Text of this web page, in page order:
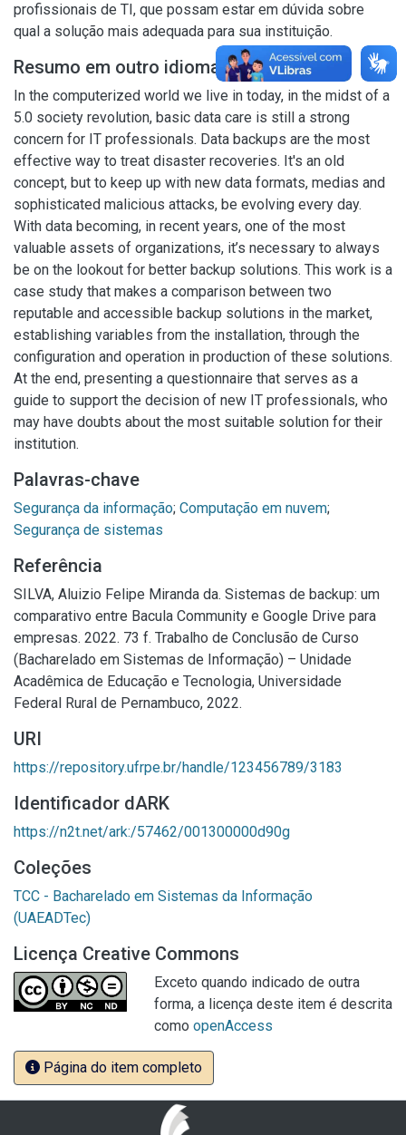
profissionais de TI, que possam estar em dúvida sobre
qual a solução mais adequada para sua instituição.
Resumo em outro idioma
In the computerized world we live in today, in the midst of a
5.0 society revolution, basic data care is still a strong
concern for IT professionals. Data backups are the most
effective way to treat disaster recoveries. It's an old
concept, but to keep up with new data formats, medias and
sophisticated malicious attacks, be evolving every day.
With data becoming, in recent years, one of the most
valuable assets of organizations, it’s necessary to always
be on the lookout for better backup solutions. This work is a
case study that makes a comparison between two
reputable and accessible backup solutions in the market,
establishing variables from the installation, through the
configuration and operation in production of these solutions.
At the end, presenting a questionnaire that serves as a
guide to support the decision of new IT professionals, who
may have doubts about the most suitable solution for their
institution.
Palavras-chave
Segurança da informação; Computação em nuvem;
Segurança de sistemas
Referência
SILVA, Aluizio Felipe Miranda da. Sistemas de backup: um
comparativo entre Bacula Community e Google Drive para
empresas. 2022. 73 f. Trabalho de Conclusão de Curso
(Bacharelado em Sistemas de Informação) – Unidade
Acadêmica de Educação e Tecnologia, Universidade
Federal Rural de Pernambuco, 2022.
URI
https://repository.ufrpe.br/handle/123456789/3183
Identificador dARK
https://n2t.net/ark:/57462/001300000d90g
Coleções
TCC - Bacharelado em Sistemas da Informação
(UAEADTec)
Licença Creative Commons
Exceto quando indicado de outra
forma, a licença deste item é descrita
como openAccess
Página do item completo